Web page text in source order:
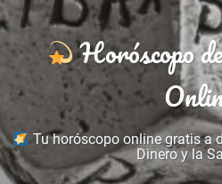
Horóscopo
Tu horóscopo online gratis a
Dinero y la